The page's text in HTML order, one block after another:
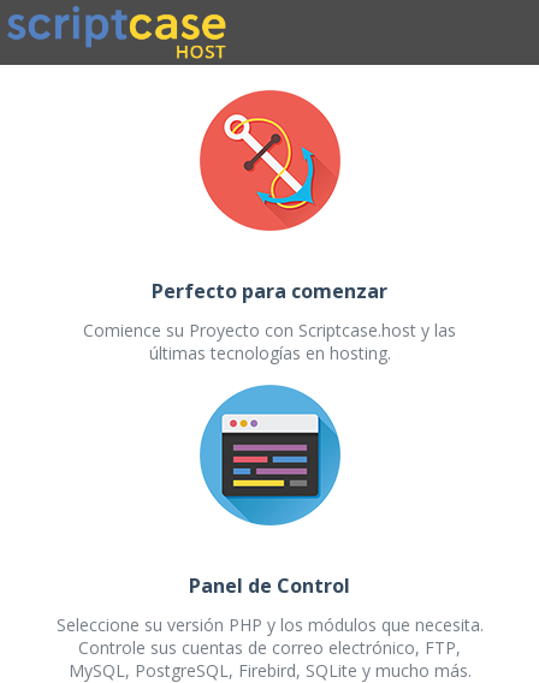
Perfecto para comenzar
Comience su Proyecto con Scriptcase.host y las
últimas tecnologías en hosting.
Panel de Control
Seleccione su versión PHP y los módulos que necesita.
Controle sus cuentas de correo electrónico, FTP,
MySQL, PostgreSQL, Firebird, SQLite y mucho más.